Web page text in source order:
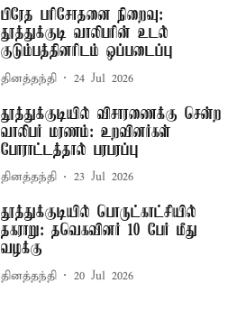
பிரேத பரிசோதனை நிறைவு:
தூத்துக்குடி வாலிபரின் உடல்
குடும்பத்தினரிடம் ஒப்படைப்பு
தினத்தந்தி 24 Jul 2026
தூத்துக்குடியில் விசாரணைக்கு சென்ற
வாலிபர் மரணம்: உறவினர்கள்
போராட்டத்தால் பரபரப்பு
தினத்தந்தி 23 Jul 2026
தூத்துக்குடியில் பொருட்காட்சியில்
தகராறு: தவெகவினர் 10 பேர் மீது
வழக்கு
தினத்தந்தி 20 Jul 2026